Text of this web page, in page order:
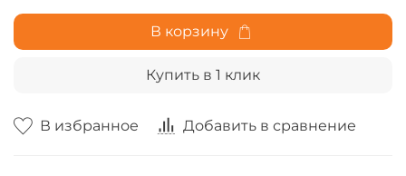
В избранное Добавить в сравнение
В корзину
Купить в 1 клик